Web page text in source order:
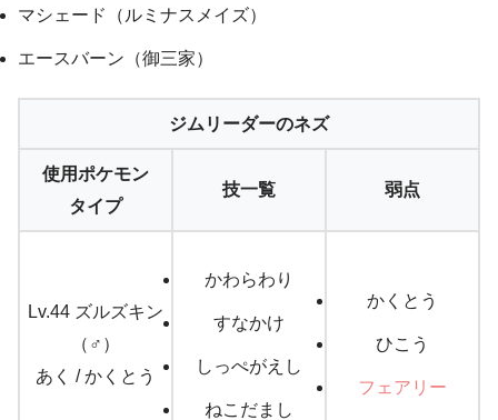
マシェード（ルミナスメイズ）
エースバーン（御三家）
ジムリーダーのネズ
使用ポケモン
タイプ
技一覧 弱点
Lv.44 ズルズキン
（♂）
あく / かくとう
かわらわり
すなかけ
しっぺがえし
ねこだまし
かくとう
ひこう
フェアリー